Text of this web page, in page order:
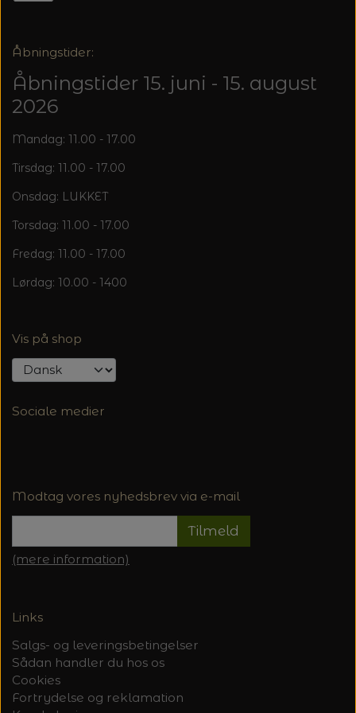
Åbningstider:
Åbningstider 15. juni - 15. august
2026
Mandag: 11.00 - 17.00
Tirsdag: 11.00 - 17.00
Onsdag: LUKKET
Torsdag: 11.00 - 17.00
Fredag: 11.00 - 17.00
Lørdag: 10.00 - 1400
Vis på shop
Sociale medier
Modtag vores nyhedsbrev via e-mail
Tilmeld
(mere information)
Links
Salgs- og leveringsbetingelser
Sådan handler du hos os
Cookies
Fortrydelse og reklamation